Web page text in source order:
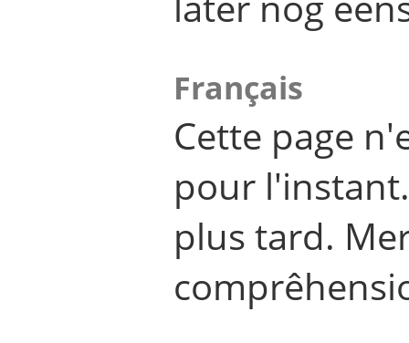
Français
Cette page
pour
plus tard.